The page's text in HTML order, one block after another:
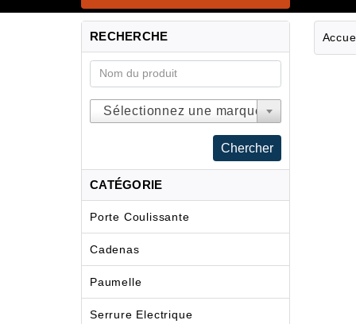
RECHERCHE
Sélectionnez une marque
CATÉGORIE
Porte Coulissante
Cadenas
Paumelle
Serrure Electrique